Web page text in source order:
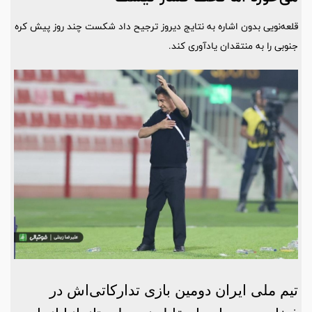
قلعه‌نویی بدون اشاره به نتایج دیروز ترجیح داد شکست چند روز پیش کره
جنوبی را به منتقدان یادآوری کند.
تیم ملی ایران دومین بازی‌ تدارکاتی‌اش در